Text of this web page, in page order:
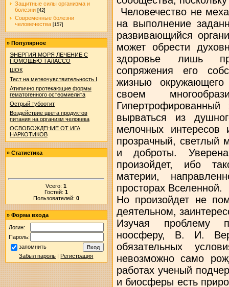
Защитные силы организма и
болезни [42]
Современные болезни
человечества [157]
» Популярное
ЭНЕРГИЯ МОРЯ ЛЕЧЕНИЕ С
ПОМОЩЬЮ ТАЛАССО
ШОК
Тест на метеочувствительность I
Атипично протекающие формы
гематогенного остеомиелита
Острый тубоотит
Воздействие цвета продуктов
питания на организм человека
ОСВОБОЖДЕНИЕ ОТ ИГА
НАРКОТИКОВ
» Статистика
Vсего:1
Гостей: 1
Пользователей: 0
» Форма входа
Логин:
Пароль:
запомнить
Забыл пароль |Регистрация
Человечество не
на выполнение
развивающийся
может обрести
здоровье лишь
сопряжения его
жизнью окружающего
своем
вырваться из
мелочных
прозрачный, светлый
и доброты.
произойдет, ибо
материи,
просторах Вселенной.
Но произойдет не
деятельном,
Изучая проблему
ноосферу, В. И.
обязательных
невозможно само
работах ученый
и биосферы есть